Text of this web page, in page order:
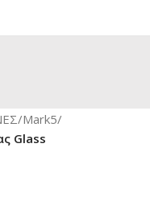
/Mark5/
Glass